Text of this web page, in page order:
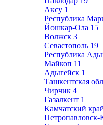
Аксу 1
Республика
Йошкар-Ола 15
Волжск 3
Севастополь 19
Республика
Майкоп 11
Адыгейск 1
Ташкентская
Чирчик 4
Газалкент 1
Камчатский
Петропавловск-